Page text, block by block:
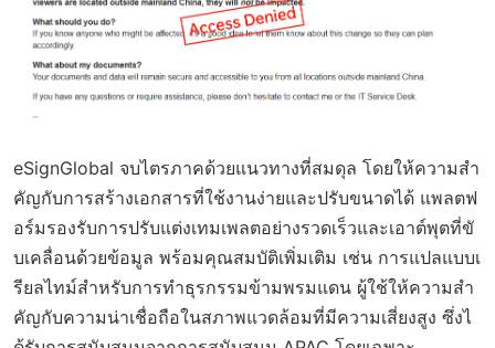
eSignGlobal จบไตรภาคด้วยแนวทางที่สมดุล โดยให้ความสำ
คัญกับการสร้างเอกสารที่ใช้งานง่ายและปรับขนาดได้ แพลตฟ
อร์มรองรับการปรับแต่งเทมเพลตอย่างรวดเร็วและเอาต์พุตที่ขั
บเคลื่อนด้วยข้อมูล พร้อมคุณสมบัติเพิ่มเติม เช่น การแปลแบบเ
รียลไทม์สำหรับการทำธุรกรรมข้ามพรมแดน ผู้ใช้ให้ความสำ
คัญกับความน่าเชื่อถือในสภาพแวดล้อมที่มีความเสี่ยงสูง ซึ่งไ